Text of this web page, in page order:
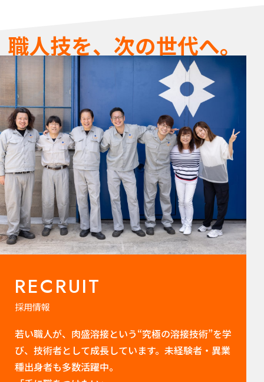
職人技を、次の世代へ。
RECRUIT
採用情報
若い職人が、肉盛溶接という“究極の溶接技術”を学
び、技術者として成長しています。未経験者・異業
種出身者も多数活躍中。